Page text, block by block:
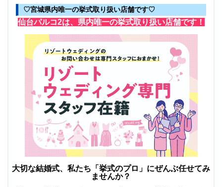
♡宮城県内唯一の挙式取り扱い店舗です♡
仙台パルコ2は、県内唯一の挙式取り扱い店舗です！
大切な結婚式、私たち「挙式のプロ」にぜんぶ任せてみ
ませんか？